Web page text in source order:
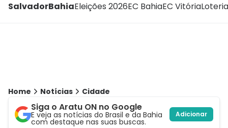
SalvadorBahiaEleições 2026EC BahiaEC Vitória
Home Notícias Cidade
Siga o Aratu ON no Google
E veja as notícias do Brasil e da Bahia
com destaque nas suas buscas.
Adicionar